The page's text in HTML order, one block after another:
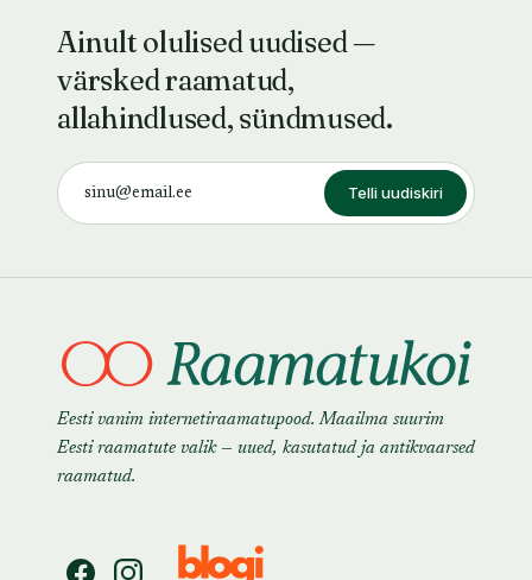
Ainult olulised uudised —
värsked raamatud,
allahindlused, sündmused.
Telli uudiskiri
Eesti vanim internetiraamatupood. Maailma suurim
Eesti raamatute valik — uued, kasutatud ja antikvaarsed
raamatud.